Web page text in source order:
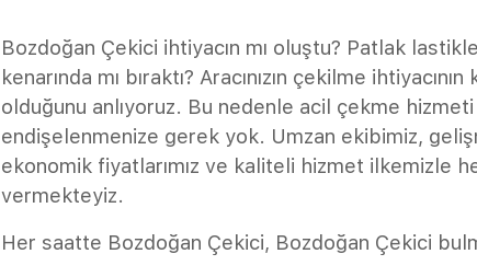
Bozdoğan Çekici ihtiyacın mı oluştu? Patlak
kenarında mı bıraktı? Aracınızın çekilme
olduğunu anlıyoruz. Bu nedenle acil çekme
endişelenmenize gerek yok. Umzan ekibimiz,
ekonomik fiyatlarımız ve kaliteli hizmet ilkemizle
vermekteyiz.
Her saatte Bozdoğan Çekici, Bozdoğan Çekici